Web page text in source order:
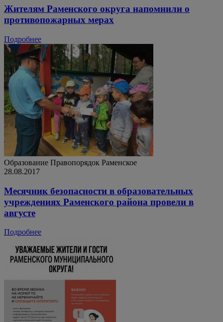
Жителям Раменского округа напомнили о
противопожарных мерах
Подробнее
Образование Правопорядок Раменское
28.08.2017
Месячник безопасности в образовательных
учреждениях Раменского района провели в
августе
Подробнее